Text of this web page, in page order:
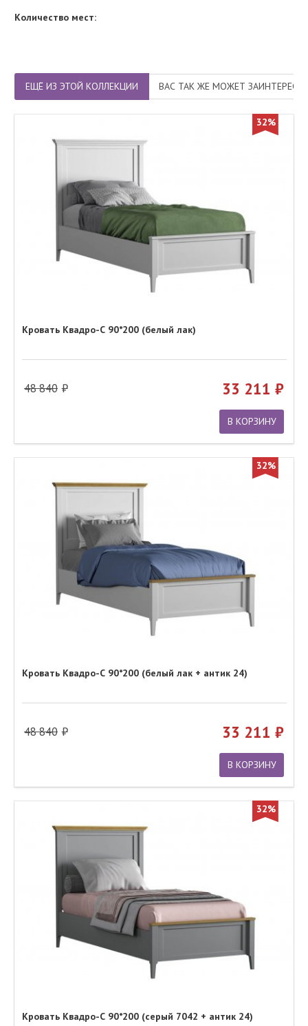
Количество мест:
ЕЩЁ ИЗ ЭТОЙ КОЛЛЕКЦИИ ВАС ТАК ЖЕ МОЖЕТ
32%
Кровать Квадро-С 90*200 (белый лак)
48 840 33 211
В КОРЗИНУ
32%
Кровать Квадро-С 90*200 (белый лак + антик 24)
48 840 33 211
В КОРЗИНУ
32%
Кровать Квадро-С 90*200 (серый 7042 + антик 24)